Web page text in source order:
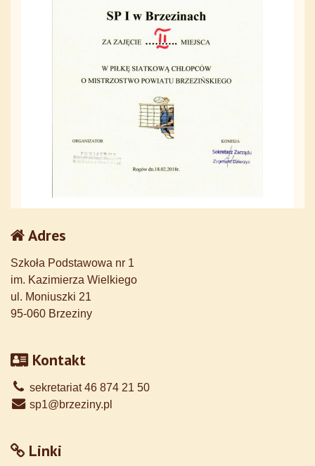
Adres
Szkoła Podstawowa nr 1
im. Kazimierza Wielkiego
ul. Moniuszki 21
95-060 Brzeziny
Kontakt
sekretariat 46 874 21 50
sp1@brzeziny.pl
Linki